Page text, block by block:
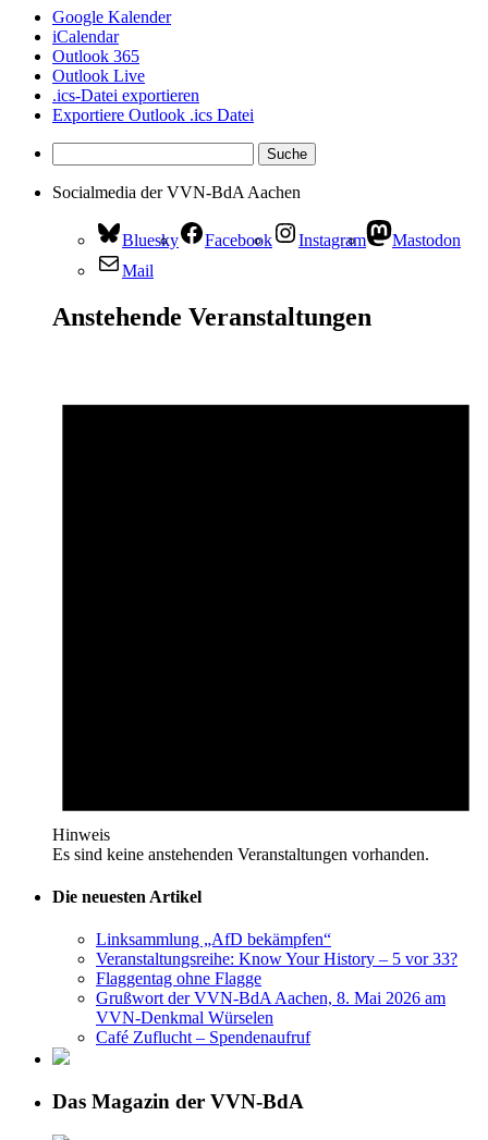
Google Kalender
iCalendar
Outlook 365
Outlook Live
.ics-Datei exportieren
Exportiere Outlook .ics Datei
Socialmedia der VVN-BdA Aachen
Bluesky Facebook Instagram
Mastodon
Mail
Anstehende Veranstaltungen
Hinweis
Es sind keine anstehenden Veranstaltungen vorhanden.
Die neuesten Artikel
Linksammlung „AfD bekämpfen“
Veranstaltungsreihe: Know Your History – 5 vor 33?
Flaggentag ohne Flagge
Grußwort der VVN-BdA Aachen, 8. Mai 2026 am
VVN-Denkmal Würselen
Café Zuflucht – Spendenaufruf
Das Magazin der VVN-BdA